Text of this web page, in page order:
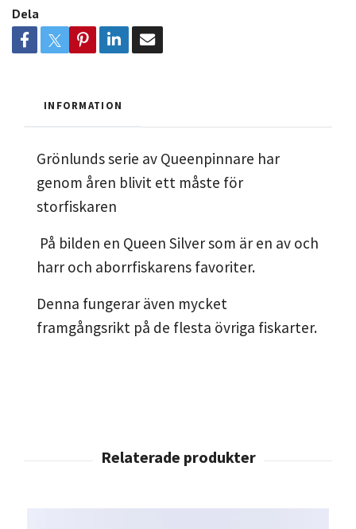
Dela
INFORMATION
Grönlunds serie av Queenpinnare har
genom åren blivit ett måste för
storfiskaren
På bilden en Queen Silver som är en av och
harr och aborrfiskarens favoriter.
Denna fungerar även mycket
framgångsrikt på de flesta övriga fiskarter.